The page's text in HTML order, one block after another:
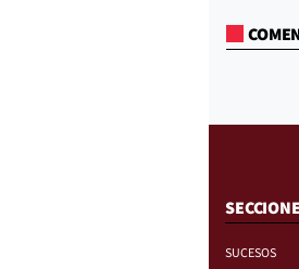
SUCESOS